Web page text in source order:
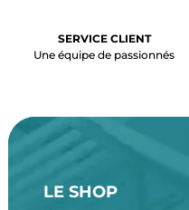
SERVICE CLIENT
Une équipe de passionnés
LE SHOP